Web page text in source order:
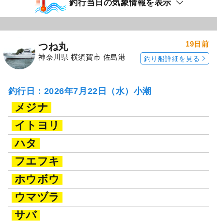
釣行当日の気象情報を表示
つね丸
神奈川県 横須賀市 佐島港
19日前
釣り船詳細を見る
釣行日：2026年7月22日（水）小潮
メジナ
イトヨリ
ハタ
フエフキ
ホウボウ
ウマヅラ
サバ